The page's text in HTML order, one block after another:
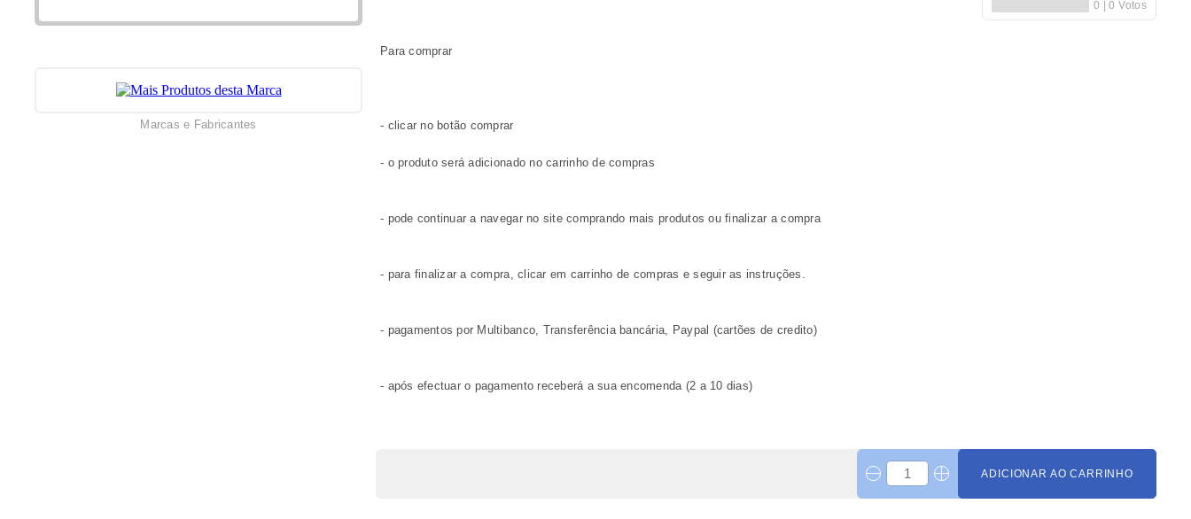
Marcas e Fabricantes
Para comprar
- clicar no botão comprar
- o produto será adicionado no carrinho de compras
- pode continuar a navegar no site comprando mais produtos ou finalizar a compra
- para finalizar a compra, clicar em carrinho de compras e seguir as instruções.
- pagamentos por Multibanco, Transferência bancária, Paypal (cartões de credito)
- após efectuar o pagamento receberá a sua encomenda (2 a 10 dias)
ADICIONAR AO CARRINHO